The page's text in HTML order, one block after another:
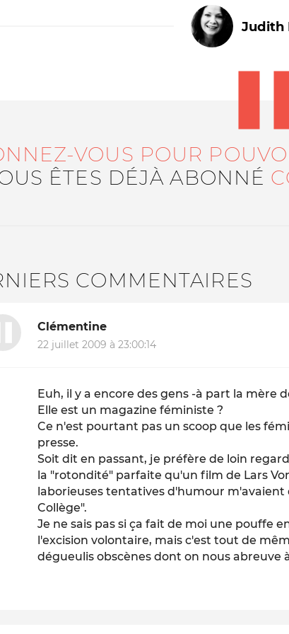
Le médiateur
Judith
VOUS POUR
ÊTES DÉJÀ ABONNÉ
COMMENTAIRES
Clémentine
22 juillet 2009 à 23:00:14
Euh, il y a encore des gens -à part la mère
Elle est un magazine féministe ?
Ce n'est pourtant pas un scoop que les
presse.
Soit dit en passant, je préfère de loin
la "rotondité" parfaite qu'un film de Lars
laborieuses tentatives d'humour m'avaient
Collège".
Je ne sais pas si ça fait de moi une pouffe
l'excision volontaire, mais c'est tout de
dégueulis obscènes dont on nous abreuve